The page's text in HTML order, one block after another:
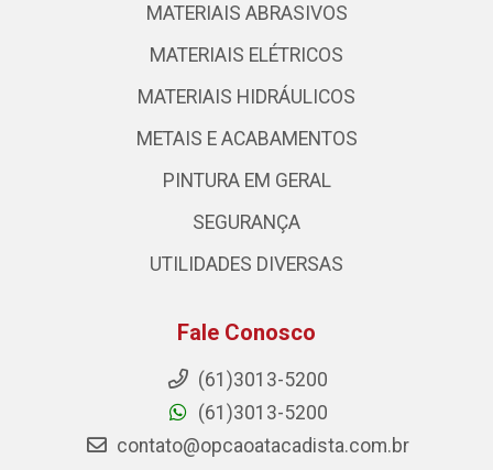
MATERIAIS ABRASIVOS
MATERIAIS ELÉTRICOS
MATERIAIS HIDRÁULICOS
METAIS E ACABAMENTOS
PINTURA EM GERAL
SEGURANÇA
UTILIDADES DIVERSAS
Fale Conosco
(61)3013-5200
(61)3013-5200
contato@opcaoatacadista.com.br